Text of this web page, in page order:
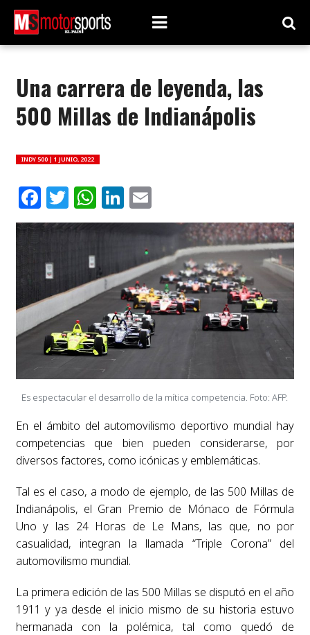
Una carrera de leyenda, las
500 Millas de Indianápolis
INDY 500 | 1 JUNIO, 2022
Facebook
Twitter
WhatsApp
LinkedIn
Email
Es espectacular el desarrollo de la mítica competencia. Foto: AFP.
En el ámbito del automovilismo deportivo mundial hay
competencias que bien pueden considerarse, por
diversos factores, como icónicas y emblemáticas.
Tal es el caso, a modo de ejemplo, de las 500 Millas de
Indianápolis, el Gran Premio de Mónaco de Fórmula
Uno y las 24 Horas de Le Mans, las que, no por
casualidad, integran la llamada “Triple Corona” del
automovilismo mundial.
La primera edición de las 500 Millas se disputó en el año
1911 y ya desde el inicio mismo de su historia estuvo
hermanada con la polémica, tal como quedó de